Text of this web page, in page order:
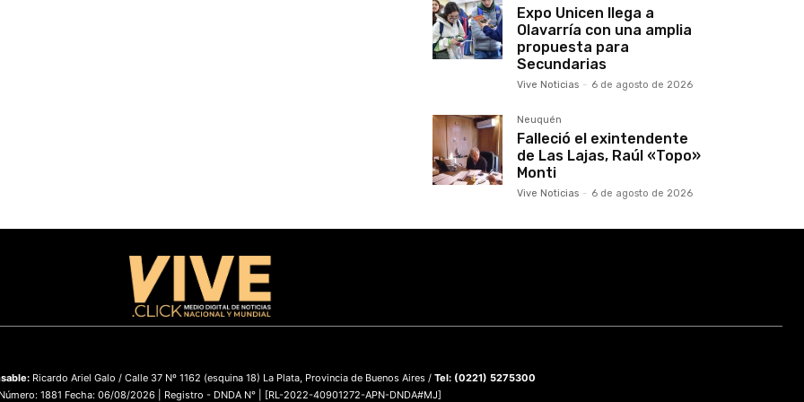
Expo Unicen llega a
Olavarría con una amplia
propuesta para
Secundarias
Vive Noticias - 6 de agosto de 2026
Neuquén
Falleció el exintendente
de Las Lajas, Raúl «Topo»
Monti
Vive Noticias - 6 de agosto de 2026
Ricardo Ariel Galo / Calle 37 Nº 1162 (esquina 18) La Plata, Provincia de Buenos Aires / Tel: (0221) 5275300
1881 Fecha: 06/08/2026 | Registro - DNDA N° | [RL-2022-40901272-APN-DNDA#MJ]